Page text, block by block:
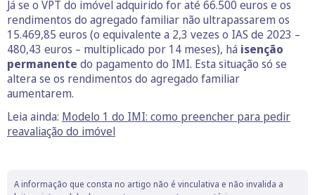
Já se o VPT do imóvel adquirido for até 66.500 euros e os
rendimentos do agregado familiar não ultrapassarem os
15.469,85 euros (o equivalente a 2,3 vezes o IAS de 2023 –
480,43 euros – multiplicado por 14 meses), há isenção
permanente do pagamento do IMI. Esta situação só se
altera se os rendimentos do agregado familiar
aumentarem.
Leia ainda: Modelo 1 do IMI: como preencher para pedir
reavaliação do imóvel
A informação que consta no artigo não é vinculativa e não invalida a